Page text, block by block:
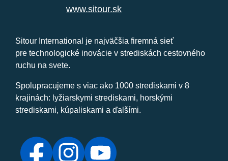
www.sitour.sk
Sitour International je najväčšia firemná sieť
pre technologické inovácie v strediskách cestovného
ruchu na svete.
Spolupracujeme s viac ako 1000 strediskami v 8
krajinách: lyžiarskymi strediskami, horskými
strediskami, kúpaliskami a ďalšími.